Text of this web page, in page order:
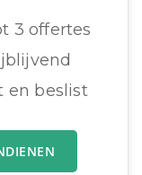
3 offertes
en beslist